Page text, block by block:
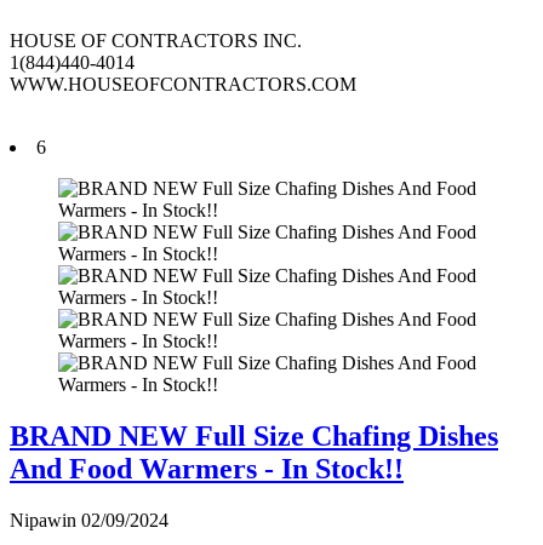
HOUSE OF CONTRACTORS INC.
1(844)440-4014
WWW.HOUSEOFCONTRACTORS.COM
6
BRAND NEW Full Size Chafing Dishes
And Food Warmers - In Stock!!
Nipawin 02/09/2024